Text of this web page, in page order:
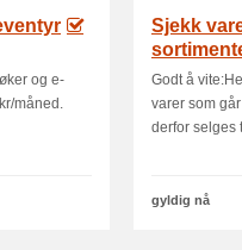
og e-
måned.
Sjekk
p
Godt å
varer som
derfor selges
gyldig nå